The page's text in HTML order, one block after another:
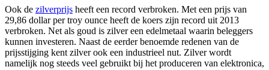
Ook de zilverprijs heeft een record verbroken. Met een prijs van
29,86 dollar per troy ounce heeft de koers zijn record uit 2013
verbroken. Net als goud is zilver een edelmetaal waarin beleggers
kunnen investeren. Naast de eerder benoemde redenen van de
prijsstijging kent zilver ook een industrieel nut. Zilver wordt
namelijk nog steeds veel gebruikt bij het produceren van elektronica,